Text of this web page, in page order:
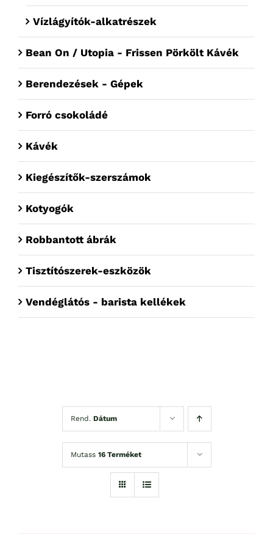
Rend. Dátum
Mutass 16 Terméket
Vízlágyítók-alkatrészek
Bean On / Utopia - Frissen Pörkölt Kávék
Berendezések - Gépek
Forró csokoládé
Kávék
Kiegészítők-szerszámok
Kotyogók
Robbantott ábrák
Tisztítószerek-eszközök
Vendéglátós - barista kellékek